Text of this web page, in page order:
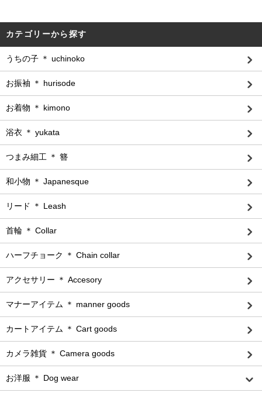
カテゴリーから探す
うちの子 ＊ uchinoko
お振袖 ＊ hurisode
お着物 ＊ kimono
浴衣 ＊ yukata
つまみ細工 ＊ 簪
和小物 ＊ Japanesque
リード ＊ Leash
首輪 ＊ Collar
ハーフチョーク ＊ Chain collar
アクセサリー ＊ Accesory
マナーアイテム ＊ manner goods
カートアイテム ＊ Cart goods
カメラ雑貨 ＊ Camera goods
お洋服 ＊ Dog wear